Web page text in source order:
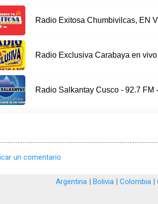
Radio Exitosa Chumbivilcas, EN
Radio Exclusiva Carabaya en vivo
Radio Salkantay Cusco - 92.7 FM
un comentario
Argentina | Bolivia | Colombia |